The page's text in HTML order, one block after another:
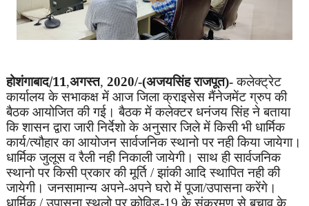
होशंगाबाद/11,अगस्त, 2020/-(अजयसिंह राजपूत)-कलेक्ट्रेट
कार्यालय के सभाकक्ष में आज जिला क्राइसेस मैंनेजमेंट ग्रुप की
बैठक आयोजित की गई। बैठक में कलेक्टर धनंजय सिंह ने बताया
कि शासन द्वारा जारी निर्देशो के अनुसार जिले में किसी भी धार्मिक
कार्य/त्यौहार का आयोजन सार्वजनिक स्थानो पर नही किया जायेगा।
धार्मिक जुलूस व रैली नही निकाली जायेगी। साथ ही सार्वजनिक
स्थानो पर किसी प्रकार की मूर्ति / झांकी आदि स्थापित नही की
जायेगी। जनसामान्य अपने-अपने घरो में पूजा/उपासना करेंगे।
धार्मिक / उपासना स्थलो पर कोविड-19 के संक्रमण से बचाव के